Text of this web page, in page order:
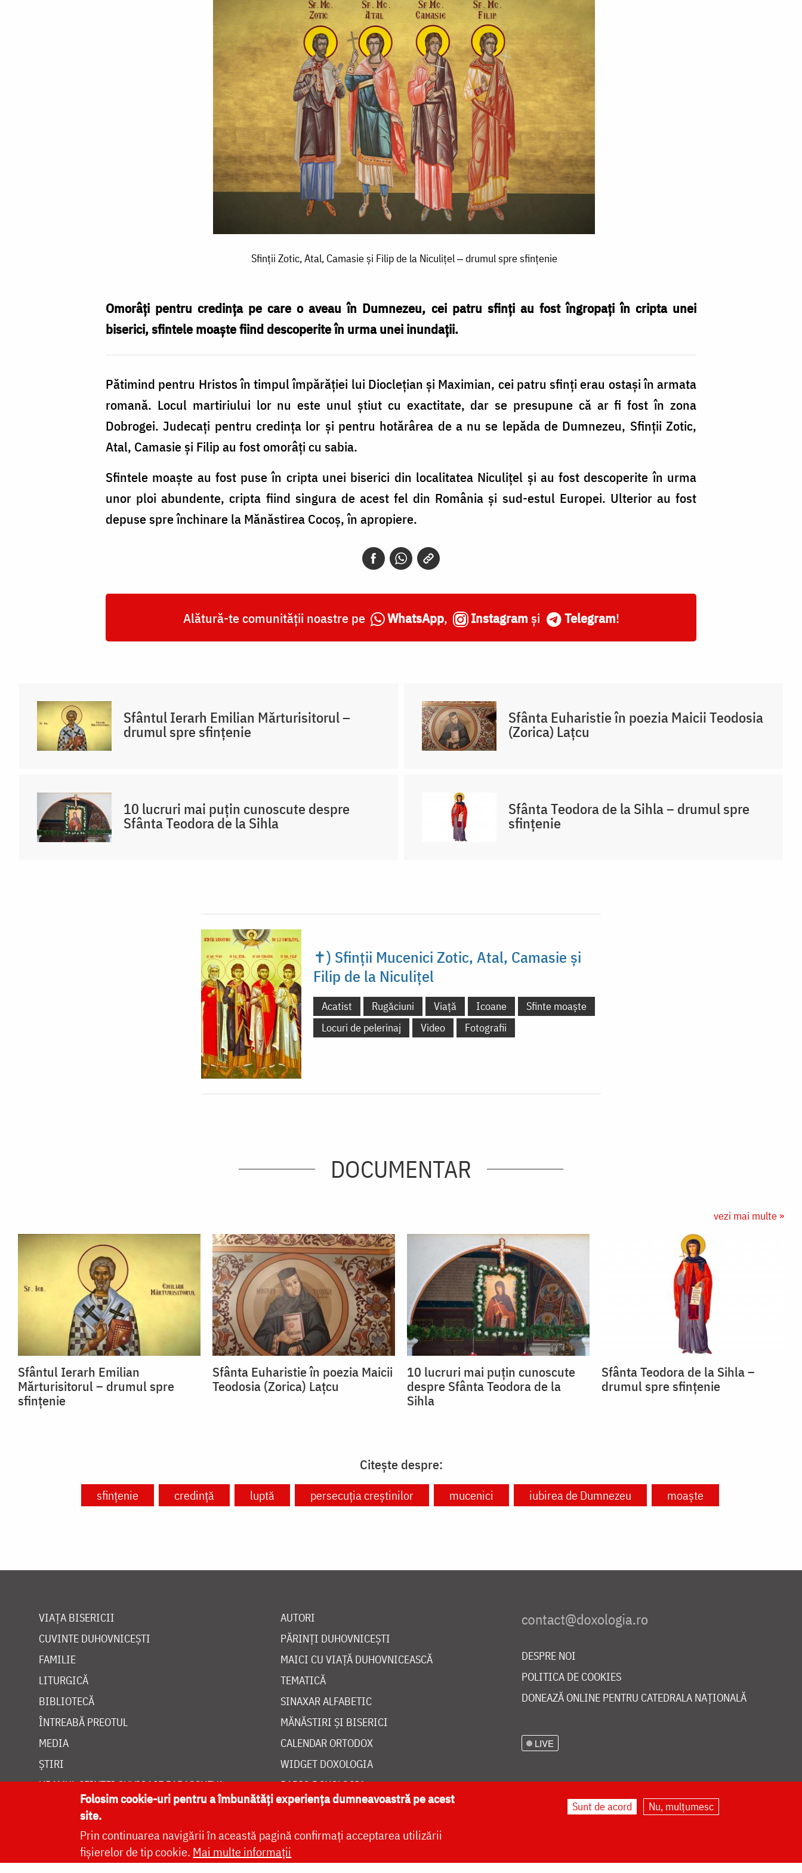
Sfinții Zotic, Atal, Camasie și Filip de la Niculițel ‒ drumul spre sfințenie
Omorâți pentru credința pe care o aveau în Dumnezeu, cei patru sfinți au fost îngropați în cripta unei
biserici, sfintele moaște fiind descoperite în urma unei inundații.
Pătimind pentru Hristos în timpul împărăției lui Dioclețian și Maximian, cei patru sfinți erau ostași în armata
romană. Locul martiriului lor nu este unul știut cu exactitate, dar se presupune că ar fi fost în zona
Dobrogei. Judecați pentru credința lor și pentru hotărârea de a nu se lepăda de Dumnezeu, Sfinții Zotic,
Atal, Camasie și Filip au fost omorâți cu sabia.
Sfintele moaște au fost puse în cripta unei biserici din localitatea Niculițel și au fost descoperite în urma
unor ploi abundente, cripta fiind singura de acest fel din România și sud-estul Europei. Ulterior au fost
depuse spre închinare la Mănăstirea Cocoș, în apropiere.
Alătură-te comunității noastre pe WhatsApp, Instagram și Telegram!
Sfântul Ierarh Emilian Mărturisitorul –
drumul spre sfințenie
Sfânta Euharistie în poezia Maicii Teodosia
(Zorica) Lațcu
10 lucruri mai puțin cunoscute despre
Sfânta Teodora de la Sihla
Sfânta Teodora de la Sihla – drumul spre
sfințenie
✝) Sfinții Mucenici Zotic, Atal, Camasie și
Filip de la Niculițel
Acatist Rugăciuni Viață Icoane
Sfinte moaște
Locuri de pelerinaj
Video Fotografii
DOCUMENTAR
vezi mai multe »
Sfântul Ierarh Emilian
Mărturisitorul – drumul spre
sfințenie
Sfânta Euharistie în poezia Maicii
Teodosia (Zorica) Lațcu
10 lucruri mai puțin cunoscute
despre Sfânta Teodora de la
Sihla
Sfânta Teodora de la Sihla –
drumul spre sfințenie
Citește despre:
sfințenie credință luptă persecuția creștinilor mucenici iubirea de Dumnezeu moaște
VIAȚA BISERICII
CUVINTE DUHOVNICEȘTI
FAMILIE
LITURGICĂ
BIBLIOTECĂ
ÎNTREABĂ PREOTUL
MEDIA
ȘTIRI
HRAMUL SFINTEI CUVIOASE PARASCHEVA
AUTORI
PĂRINȚI DUHOVNICEȘTI
MAICI CU VIAȚĂ DUHOVNICEASCĂ
TEMATICĂ
SINAXAR ALFABETIC
MĂNĂSTIRI ȘI BISERICI
CALENDAR ORTODOX
WIDGET DOXOLOGIA
RADIO DOXOLOGIA
DESPRE NOI
POLITICA DE COOKIES
DONEAZĂ ONLINE PENTRU CATEDRALA NAȚIONALĂ
LIVE
Site dezvoltat de
Folosim cookie-uri pentru a îmbunătăți experiența dumneavoastră pe acest
site.
Prin continuarea navigării în această pagină confirmați acceptarea utilizării
fișierelor de tip cookie. Mai multe informații
Sunt de acord Nu, mulțumesc